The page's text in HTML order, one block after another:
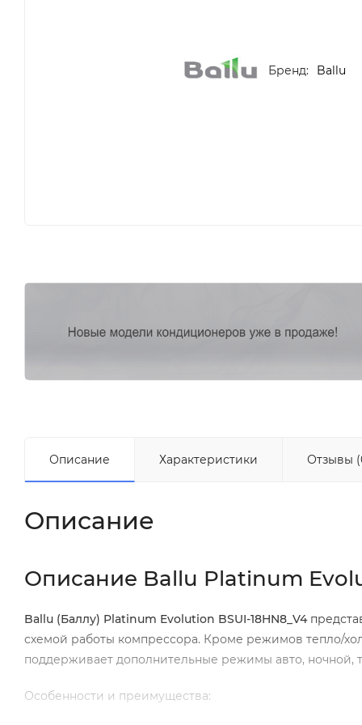
Бренд: Ballu
Описание Характеристики Отзывы
Описание
Описание Ballu Platinum
Ballu (Баллу) Platinum Evolution BSUI-18HN8_ V4
схемой работы компрессора. Кроме режимов тепло/
поддерживает дополнительные режимы авто, ночной,
Особенности и преимущества: